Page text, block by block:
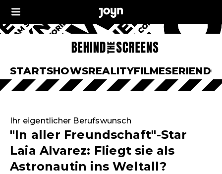
STARTSHOWSREALITYFILMESERIEN
Ihr eigentlicher Berufswunsch
"In aller Freundschaft"-Star
Laia Alvarez: Fliegt sie als
Astronautin ins Weltall?